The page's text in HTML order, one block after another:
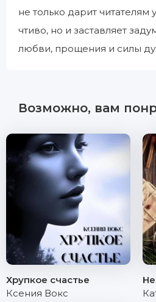
не только дарит читателям
чтиво, но и заставляет
любви, прощения и силы
Возможно, вам
Хрупкое счастье
Ксения Вокс